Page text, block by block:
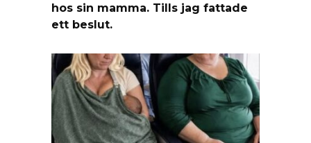
hos sin mamma. Tills jag fattade
ett beslut.